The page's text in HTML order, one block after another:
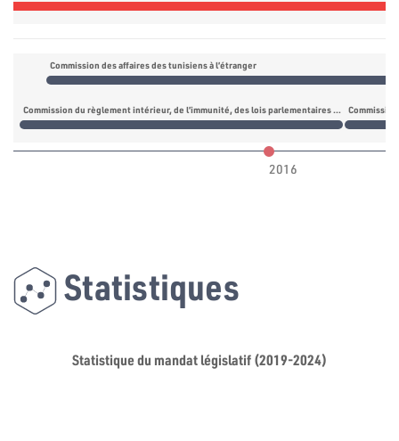
Commission des affaires des tunisiens à l’étranger
Commission du règlement intérieur, de l’immunité, des lois parlementaires et des lois électorales
2016
Statistiques
Statistique du mandat législatif (2019-2024)